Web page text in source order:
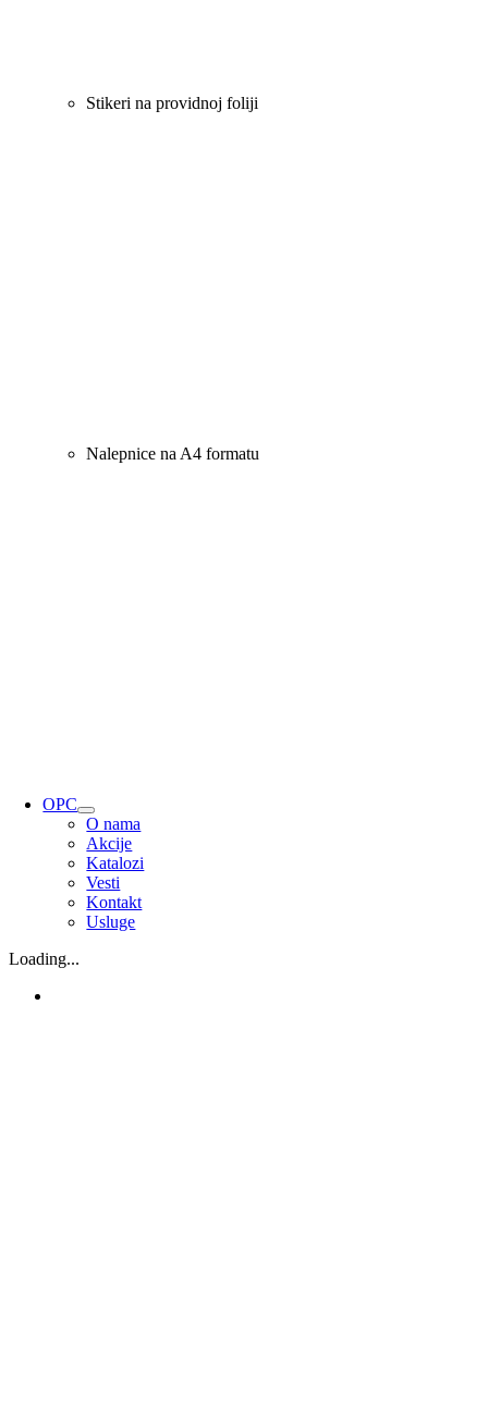
Stikeri na providnoj foliji
Nalepnice na A4 formatu
OPC
O nama
Akcije
Katalozi
Vesti
Kontakt
Usluge
Loading...